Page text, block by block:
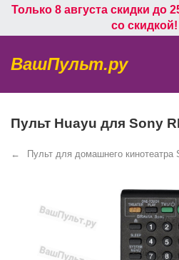
Только 8 августа скидки до
со скидкой!
ВашПульт.ру
Пульт Huayu для Sony
Пульт для домашнего кинотеатра